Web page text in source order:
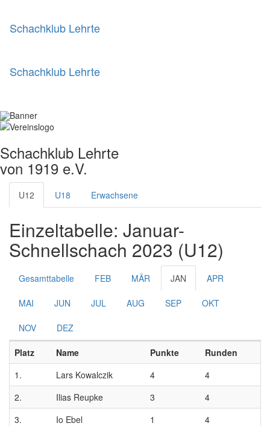
Schachklub Lehrte
Schachklub Lehrte
Schachklub Lehrte
von 1919 e.V.
U12 U18 Erwachsene
Einzeltabelle: Januar-
Schnellschach 2023 (U12)
Gesamttabelle FEB MÄR JAN APR
MAI JUN JUL AUG SEP OKT
NOV DEZ
Platz Name Punkte
Runden
1.
Lars Kowalczik 4
4
2.
Ilias Reupke 3
4
3.
Io Ebel 1
4